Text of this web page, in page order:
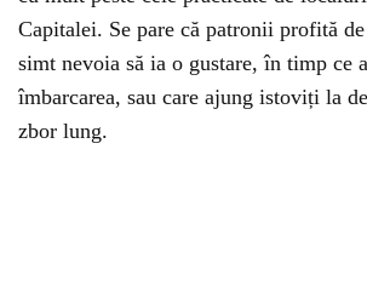
Capitalei. Se pare că patronii profită
simt nevoia să ia o gustare, în timp ce
îmbarcarea, sau care ajung istoviți la
zbor lung.